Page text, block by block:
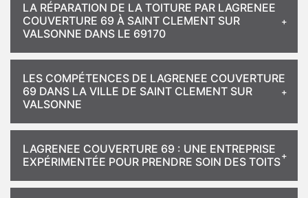
LA RÉPARATION DE LA TOITURE PAR LAGRENEE
COUVERTURE 69 À SAINT CLEMENT SUR
VALSONNE DANS LE 69170
LES COMPÉTENCES DE LAGRENEE COUVERTURE
69 DANS LA VILLE DE SAINT CLEMENT SUR
VALSONNE
LAGRENEE COUVERTURE 69 : UNE ENTREPRISE
EXPÉRIMENTÉE POUR PRENDRE SOIN DES TOITS